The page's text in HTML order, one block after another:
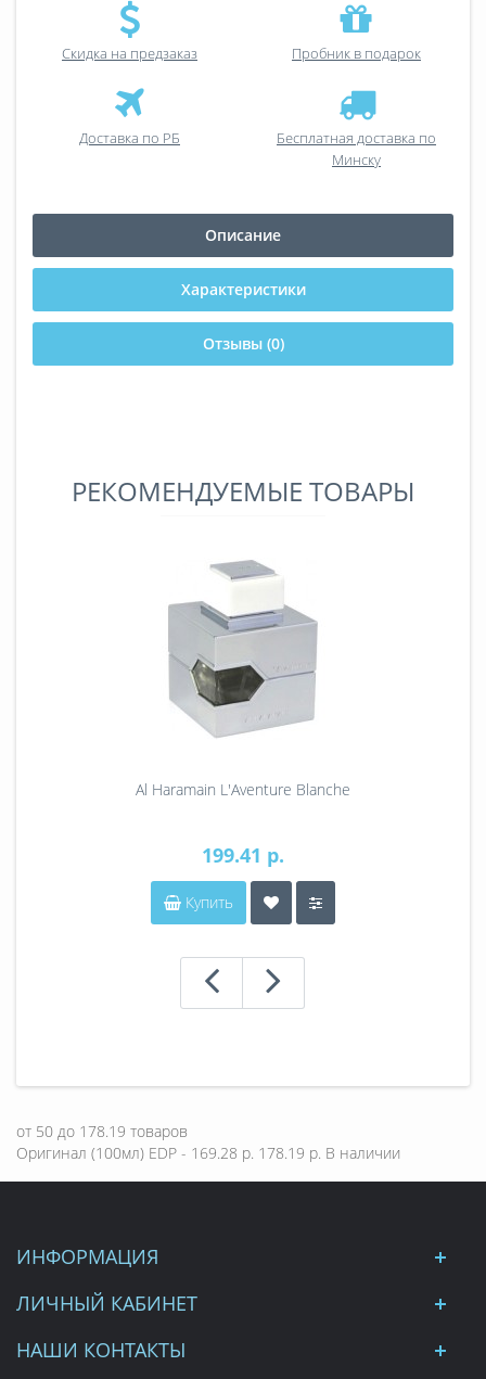
Скидка на предзаказ Пробник в подарок
Доставка по РБ
Бесплатная доставка по
Минску
Описание
Характеристики
Отзывы (0)
РЕКОМЕНДУЕМЫЕ ТОВАРЫ
Al Haramain L'Aventure Blanche
199.41 р.
Купить
от 50 до 178.19 товаров
Оригинал (100мл) EDP - 169.28 р. 178.19 р. В наличии
ИНФОРМАЦИЯ
ЛИЧНЫЙ КАБИНЕТ
НАШИ КОНТАКТЫ